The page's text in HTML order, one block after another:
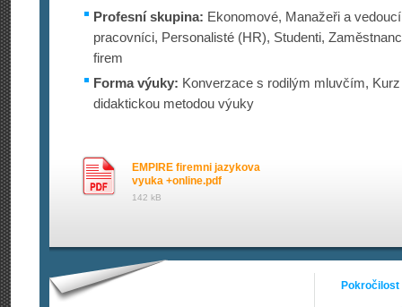
Profesní skupina: Ekonomové, Manažeři a
pracovníci, Personalisté (HR), Studenti,
firem
Forma výuky: Konverzace s rodilým mluvčím,
didaktickou metodou výuky
EMPIRE firemni jazykova
vyuka +online.pdf
142 kB
Pokročilost